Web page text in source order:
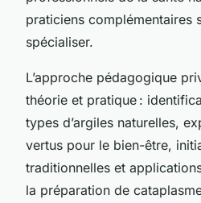
praticiens complémentaires
spécialiser.
L’approche pédagogique
théorie et pratique :
types d’argiles naturelles,
vertus pour le bien-être,
traditionnelles et
la préparation de